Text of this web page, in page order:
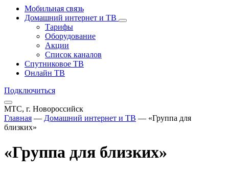
Мобильная связь
Домашний интернет и ТВ
Тарифы
Оборудование
Акции
Список каналов
Спутниковое ТВ
Онлайн ТВ
Подключиться
МТС, г. Новороссийск
Главная — Домашний интернет и ТВ — «Группа для
близких»
«Группа для близких»